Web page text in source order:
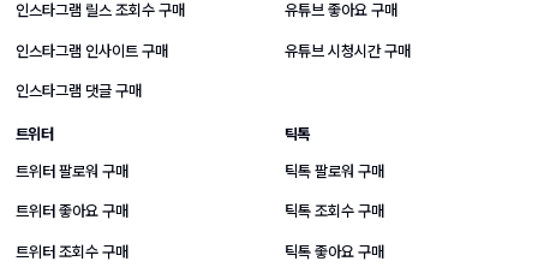
인스타그램 릴스 조회수 구매
인스타그램 인사이트 구매
인스타그램 댓글 구매
유튜브 좋아요 구매
유튜브 시청시간 구매
트위터
트위터 팔로워 구매
트위터 좋아요 구매
트위터 조회수 구매
틱톡
틱톡 팔로워 구매
틱톡 조회수 구매
틱톡 좋아요 구매